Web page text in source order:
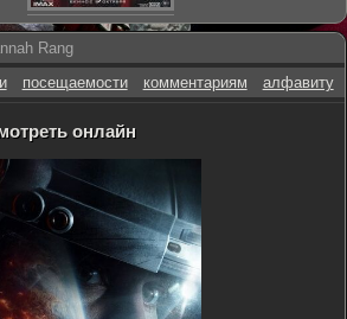
Rang
посещаемости комментариям алфавиту
онлайн